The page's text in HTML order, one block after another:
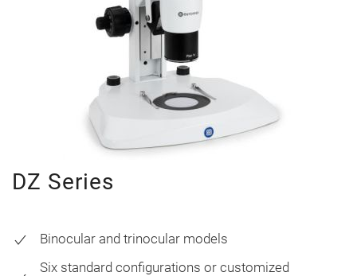
DZ Series
Binocular and trinocular models
Six standard configurations or customized